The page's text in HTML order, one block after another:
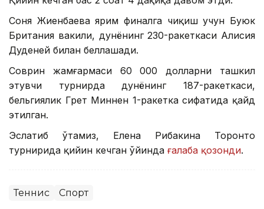
Соня Жиенбаева ярим финалга чиқиш учун Буюк
Британия вакили, дунёнинг 230-ракеткаси Алисия
Дуденей билан беллашади.
Соврин жамғармаси 60 000 долларни ташкил
этувчи турнирда дунёнинг 187-ракеткаси,
бельгиялик Грет Миннен 1-ракетка сифатида қайд
этилган.
Эслатиб ўтамиз, Елена Рибакина Торонто
турнирида қийин кечган ўйинда ғалаба қозонди.
Теннис Спорт